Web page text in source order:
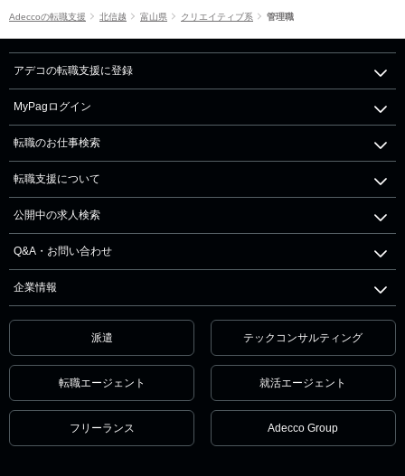
Adeccoの転職支援 北信越 富山県 クリエイティブ系 管理職
アデコの転職支援に登録
MyPagログイン
転職のお仕事検索
転職支援について
公開中の求人検索
Q&A・お問い合わせ
企業情報
派遣 テックコンサルティング
転職エージェント 就活エージェント
フリーランス Adecco Group